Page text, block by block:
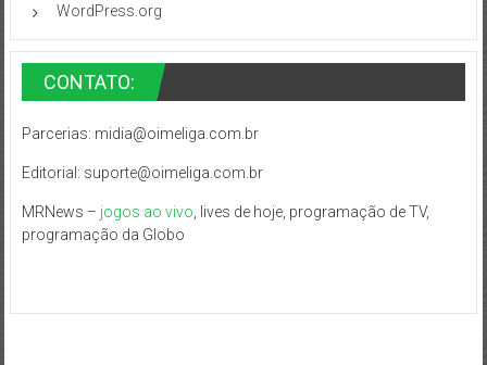
WordPress.org
CONTATO:
Parcerias: midia@oimeliga.com.br
Editorial: suporte@oimeliga.com.br
MRNews – jogos ao vivo , lives de hoje, programação de TV,
programação da Globo